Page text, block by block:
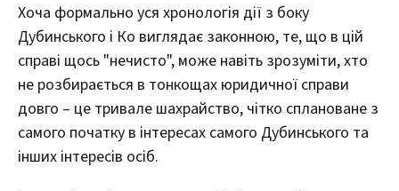
Хоча формально уся хронологія дії з боку
Дубинського і Ко виглядає законною, те, що в цій
справі щось "нечисто", може навіть зрозуміти, хто
не розбирається в тонкощах юридичної справи
довго – це тривале шахрайство, чітко сплановане з
самого початку в інтересах самого Дубинського та
інших інтересів осіб.